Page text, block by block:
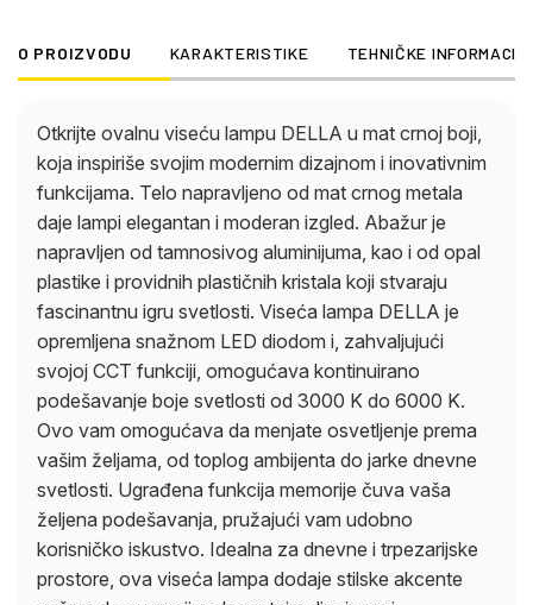
svetlosti. Ugrađena funkcija memorije čuva vaša
željena podešavanja, pružajući vam udobno
trpezarijske prostore, ova viseća lampa dodaje
stilske akcente vašem domu svojim elegantnim
dizajnom i raznovrsnim opcijama osvetljenja. Otkrijte
viseću lampu DELLA i uživajte u savremenom šiku,
kao i optimalnom ambijentu osvetljenja za svaku
priliku.
O PROIZVODU KARAKTERISTIKE TEHNIČKE
Otkrijte ovalnu viseću lampu DELLA u mat crnoj boji,
koja inspiriše svojim modernim dizajnom i inovativnim
funkcijama. Telo napravljeno od mat crnog metala
daje lampi elegantan i moderan izgled. Abažur je
napravljen od tamnosivog aluminijuma, kao i od opal
plastike i providnih plastičnih kristala koji stvaraju
fascinantnu igru svetlosti. Viseća lampa DELLA je
opremljena snažnom LED diodom i, zahvaljujući
svojoj CCT funkciji, omogućava kontinuirano
podešavanje boje svetlosti od 3000 K do 6000 K.
Ovo vam omogućava da menjate osvetljenje prema
vašim željama, od toplog ambijenta do jarke dnevne
svetlosti. Ugrađena funkcija memorije čuva vaša
željena podešavanja, pružajući vam udobno
korisničko iskustvo. Idealna za dnevne i trpezarijske
prostore, ova viseća lampa dodaje stilske akcente